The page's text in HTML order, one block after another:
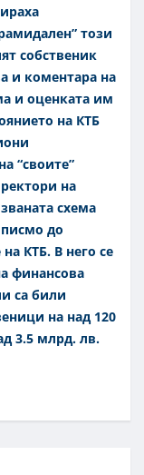
този
собственик
и коментара на
и оценката им
на КТБ
“своите”
на
схема
до
КТБ. В него се
финансова
са били
на над 120
3.5 млрд. лв.